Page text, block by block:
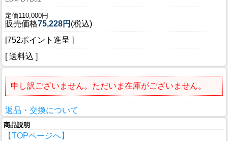
定価110,000円
販売価格75,228円 (税込)
[752ポイント進呈 ]
[ 送料込 ]
申し訳ございません。ただいま在庫がございません。
返品・交換について
商品説明
【TOPページへ】